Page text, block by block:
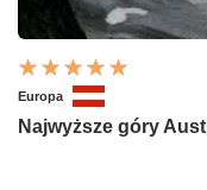
Europa
Najwyższe góry